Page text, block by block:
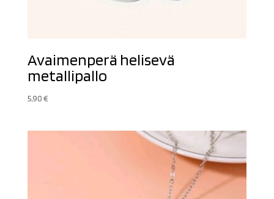
Avaimenperä helisevä
metallipallo
5,90€